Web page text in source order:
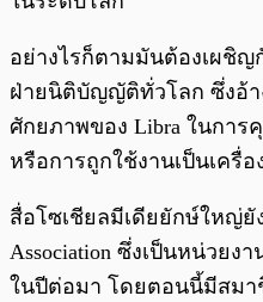
อย่างไรก็ตามมันต้องเผชิ
ฝ่ายนิติบัญญัติทั่วโลก ซึ่งอ้า
ศักยภาพของ Libra ในการ
หรือการถูกใช้งานเป็นเครื่
สื่อโซเชียลมีเดียยักษ์ใหญ่ยั
Association ซึ่งเป็นหน่วย
ในปีต่อมา โดยตอนนี้มีสม